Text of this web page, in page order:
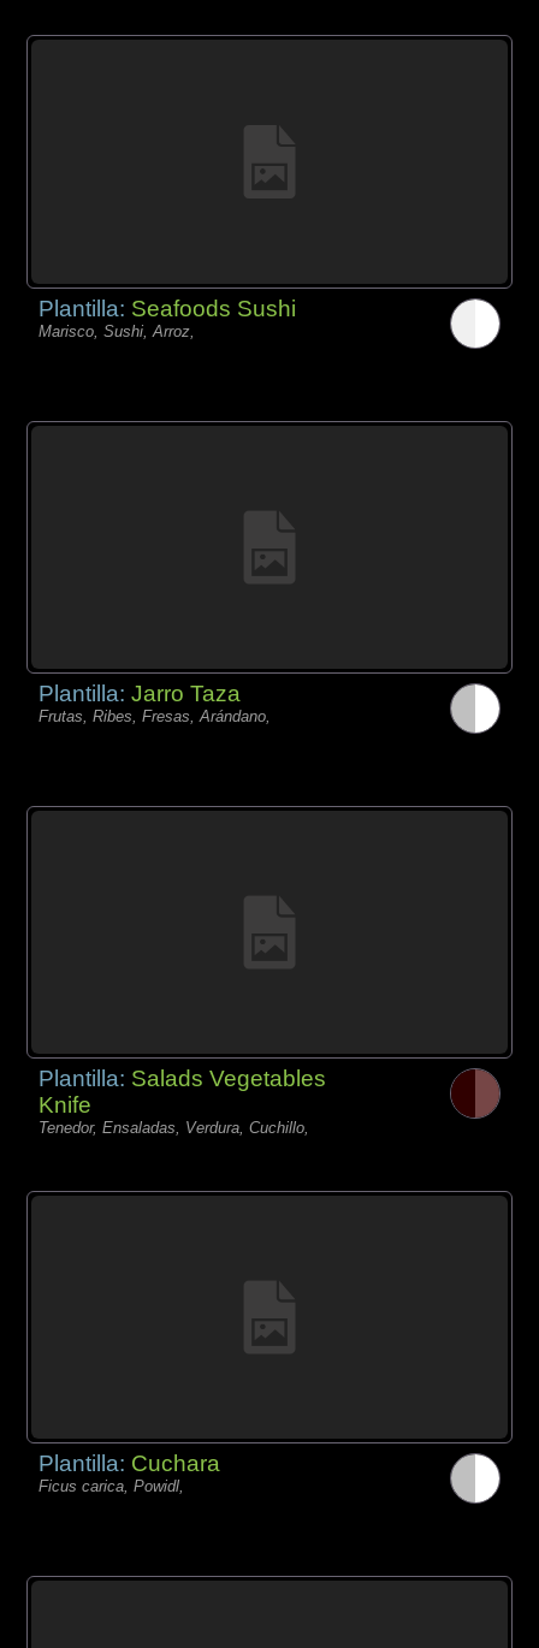
Plantilla: Seafoods Sushi
Marisco, Sushi, Arroz,
Plantilla:Jarro Taza
Frutas, Ribes, Fresas, Arándano,
Plantilla: Salads Vegetables
Knife
Tenedor, Ensaladas, Verdura, Cuchillo,
Plantilla: Cuchara
Ficus carica, Powidl,